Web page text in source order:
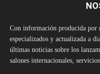
Con información producida por
especializados y actualizada a
últimas noticias sobre los
salones internacionales,